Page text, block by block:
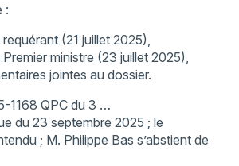
:
(21 juillet 2025),
ministre (23 juillet 2025),
jointes au dossier.
1168 QPC du 3 …
du 23 septembre 2025 ; le
; M. Philippe Bas s’abstient de